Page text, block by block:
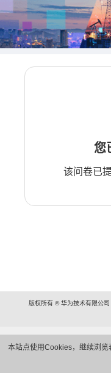
本站点使用Cookies，继续浏览
您
该问卷已
版权所有 © 华为技术有限公